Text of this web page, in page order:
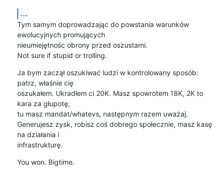
...
Tym samym doprowadzając do powstania warunków
ewolucyjnych promujących
nieumiejętnośc obrony przed oszustami.
Not sure if stupid or trolling.
Ja bym zaczął oszukiwać ludzi w kontrolowany sposób:
patrz, właśnie cię
oszukałem. Ukradłem ci 20K. Masz spowrotem 18K, 2K to
kara za głupotę,
tu masz mandat/whatevs, następnym razem uważaj.
Generujesz zysk, robisz coś dobrego społecznie, masz kasę
na działania i
infrastrukturę.
You won. Bigtime.